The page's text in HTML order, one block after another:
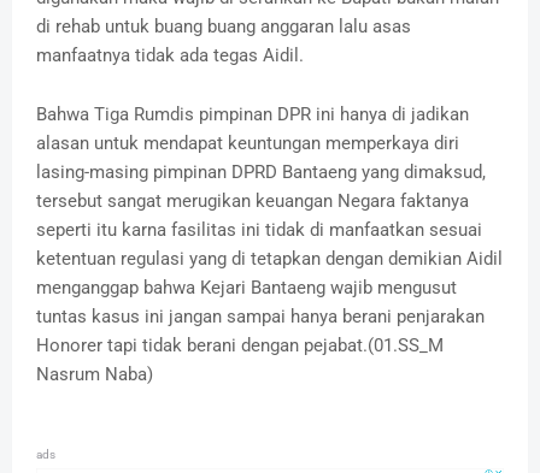
di rehab untuk buang buang anggaran lalu asas
manfaatnya tidak ada tegas Aidil.
Bahwa Tiga Rumdis pimpinan DPR ini hanya di jadikan
alasan untuk mendapat keuntungan memperkaya diri
lasing-masing pimpinan DPRD Bantaeng yang dimaksud,
tersebut sangat merugikan keuangan Negara faktanya
seperti itu karna fasilitas ini tidak di manfaatkan sesuai
ketentuan regulasi yang di tetapkan dengan demikian Aidil
menganggap bahwa Kejari Bantaeng wajib mengusut
tuntas kasus ini jangan sampai hanya berani penjarakan
Honorer tapi tidak berani dengan pejabat.(01.SS_M
Nasrum Naba)
ads